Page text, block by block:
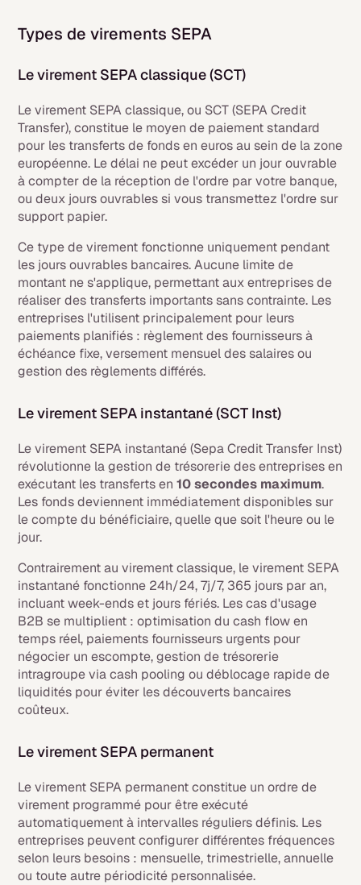
Types de virements SEPA
Le virement SEPA classique (SCT)
Le virement SEPA classique, ou SCT (SEPA Credit
Transfer), constitue le moyen de paiement standard
pour les transferts de fonds en euros au sein de la zone
européenne. Le délai ne peut excéder un jour ouvrable
à compter de la réception de l'ordre par votre banque,
ou deux jours ouvrables si vous transmettez l'ordre sur
support papier.
Ce type de virement fonctionne uniquement pendant
les jours ouvrables bancaires. Aucune limite de
montant ne s'applique, permettant aux entreprises de
réaliser des transferts importants sans contrainte. Les
entreprises l'utilisent principalement pour leurs
paiements planifiés : règlement des fournisseurs à
échéance fixe, versement mensuel des salaires ou
gestion des règlements différés.
Le virement SEPA instantané (SCT Inst)
Le virement SEPA instantané (Sepa Credit Transfer Inst)
révolutionne la gestion de trésorerie des entreprises en
exécutant les transferts en10 secondes maximum.
Les fonds deviennent immédiatement disponibles sur
le compte du bénéficiaire, quelle que soit l'heure ou le
jour.
Contrairement au virement classique, le virement SEPA
instantané fonctionne 24h/24, 7j/7, 365 jours par an,
incluant week-ends et jours fériés. Les cas d'usage
B2B se multiplient : optimisation du cash flow en
temps réel, paiements fournisseurs urgents pour
négocier un escompte, gestion de trésorerie
intragroupe via cash pooling ou déblocage rapide de
liquidités pour éviter les découverts bancaires
coûteux.
Le virement SEPA permanent
Le virement SEPA permanent constitue un ordre de
virement programmé pour être exécuté
automatiquement à intervalles réguliers définis. Les
entreprises peuvent configurer différentes fréquences
selon leurs besoins : mensuelle, trimestrielle, annuelle
ou toute autre périodicité personnalisée.